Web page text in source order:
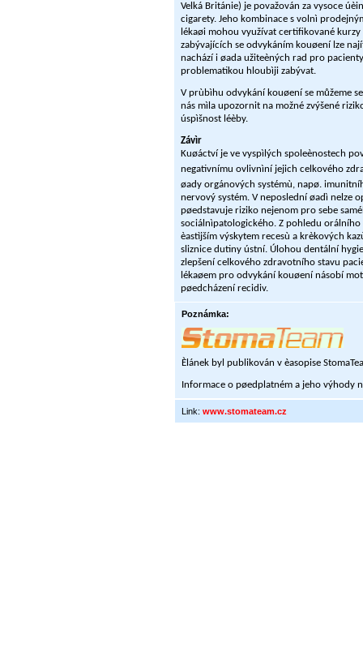
Velká Británie) je považován za vysoce
cigarety. Jeho kombinace s volnì
lékaøi mohou využívat certifikované
zabývajících se odvykáním kouøení lze
nachází i øada užiteèných rad pro
problematikou hloubìji zabývat.
V prùbìhu odvykání kouøení se můžeme
nás mìla upozornit na možné zvýšené
úspìšnost léèby.
Závìr
Kuøáctví je ve vyspìlých spoleènostech
negativnímu ovlivnìní jejich celkového
øady orgánových systémù, napø.
nervový systém. V neposlední øadì nelze
pøedstavuje riziko nejenom pro sebe
sociálnìpatologického. Z pohledu
èastìjším výskytem recesù a krèkových
sliznice dutiny ústní. Úlohou dentální
zlepšení celkového zdravotního stavu
lékaøem pro odvykání kouøení násobí
pøedcházení recidiv.
Poznámka:
Èlánek byl publikován v èasopise
Informace o pøedplatném a jeho výhody
Link: www.stomateam.cz